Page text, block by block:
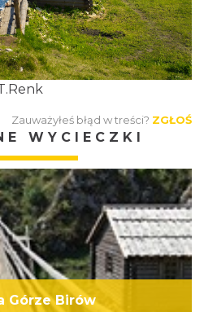
Zauważyłeś błąd w treści? ZGŁOŚ
WYCIECZKI
Górze Birów